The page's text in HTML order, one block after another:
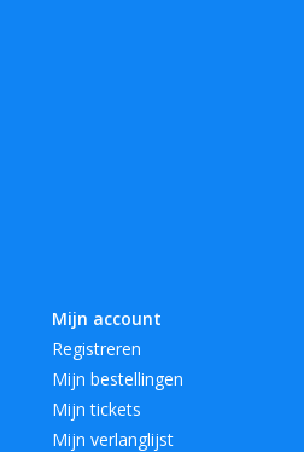
Mijn account
Registreren
Mijn bestellingen
Mijn tickets
Mijn verlanglijst